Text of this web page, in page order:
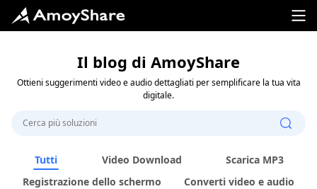
Il blog di AmoyShare
Ottieni suggerimenti video e audio dettagliati per semplificare la tua vita
digitale.
Tutti Video Download
Scarica MP3
Registrazione dello schermo
Converti video e audio